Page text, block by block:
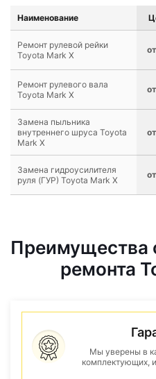
Наименование
Ремонт рулевой рейки
Toyota Mark X
Ремонт рулевого вала
Toyota Mark X
Замена пыльника
внутреннего шруса Toyota
Mark X
Замена гидроусилителя
руля (ГУР) Toyota Mark X
Преимущества
ремонта
Мы уверены в
комплектующих,